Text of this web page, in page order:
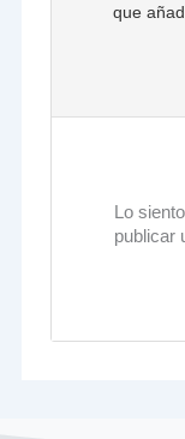
que
Lo
publicar